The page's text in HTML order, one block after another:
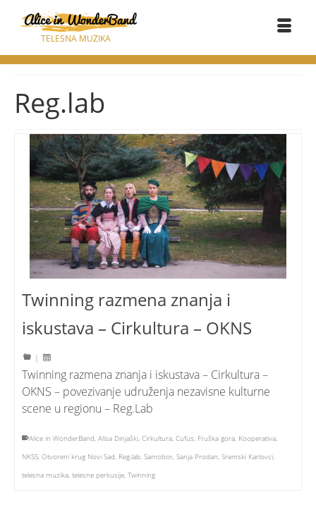
TELESNA MUZIKA
Reg.lab
Twinning razmena znanja i
iskustava – Cirkultura – OKNS
|
Twinning razmena znanja i iskustava – Cirkultura –
OKNS – povezivanje udruženja nezavisne kulturne
scene u regionu – Reg.Lab
Alice in WonderBand, Alisa Dinjaški, Cirkultura, Cufus, Fruška gora, Kooperativa,
NKSS, Otvoreni krug Novi Sad, Reg.lab, Samobor, Sanja Prodan, Sremski Karlovci,
telesna muzika, telesne perkusije, Twinning